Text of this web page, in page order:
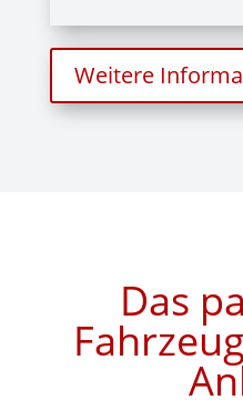
Weitere
Das